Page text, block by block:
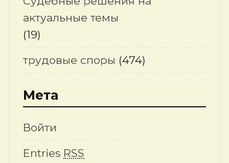
актуальные темы
(19)
трудовые споры (474)
Мета
Войти
Entries RSS